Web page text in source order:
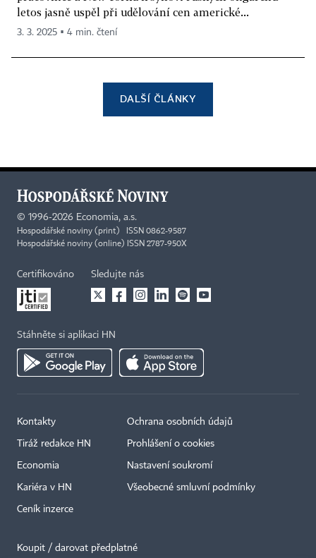
letos jasně uspěl při udělování cen americké...
3. 3. 2025 ▪ 4 min. čtení
DALŠÍ ČLÁNKY
© 1996-2026 Economia, a.s.
Hospodářské noviny (print) ISSN 0862-9587
Hospodářské noviny (online) ISSN 2787-950X
Certifikováno Sledujte nás
Stáhněte si aplikaci HN
Kontakty
Tiráž redakce HN
Economia
Kariéra v HN
Ceník inzerce
Ochrana osobních údajů
Prohlášení o cookies
Nastavení soukromí
Všeobecné smluvní podmínky
Koupit / darovat předplatné